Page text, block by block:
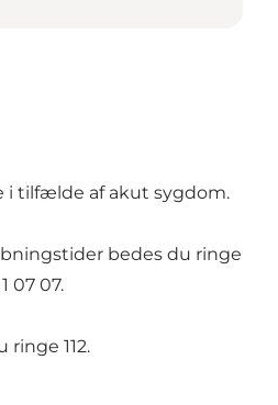
tilfælde af akut sygdom.
bedes du ringe
07 07.
112.